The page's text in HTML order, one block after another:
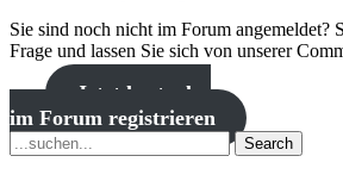
Sie sind noch nicht im Forum angemeldet?
Frage und lassen Sie sich von unserer
Jetzt kostenlos
im Forum registrieren
Search